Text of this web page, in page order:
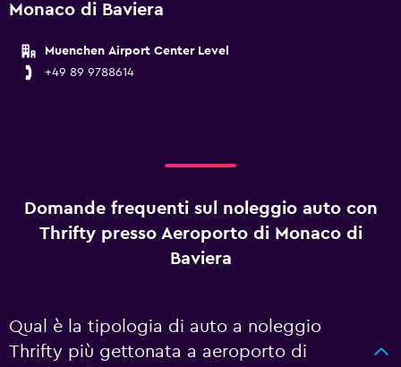
Monaco di Baviera
Muenchen Airport Center Level
+49 89 9788614
Domande frequenti sul noleggio auto con
Thrifty presso Aeroporto di Monaco di
Baviera
Qual è la tipologia di auto a noleggio
Thrifty più gettonata a aeroporto di